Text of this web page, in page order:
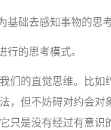
础去感知事物的思考
的思考模式。
们的直觉思维。比
，但不妨碍对约会
只是没有经过有意